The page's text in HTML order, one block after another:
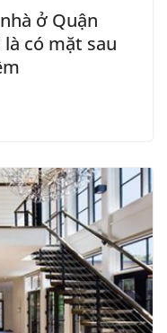
ở Quận
là có mặt sau